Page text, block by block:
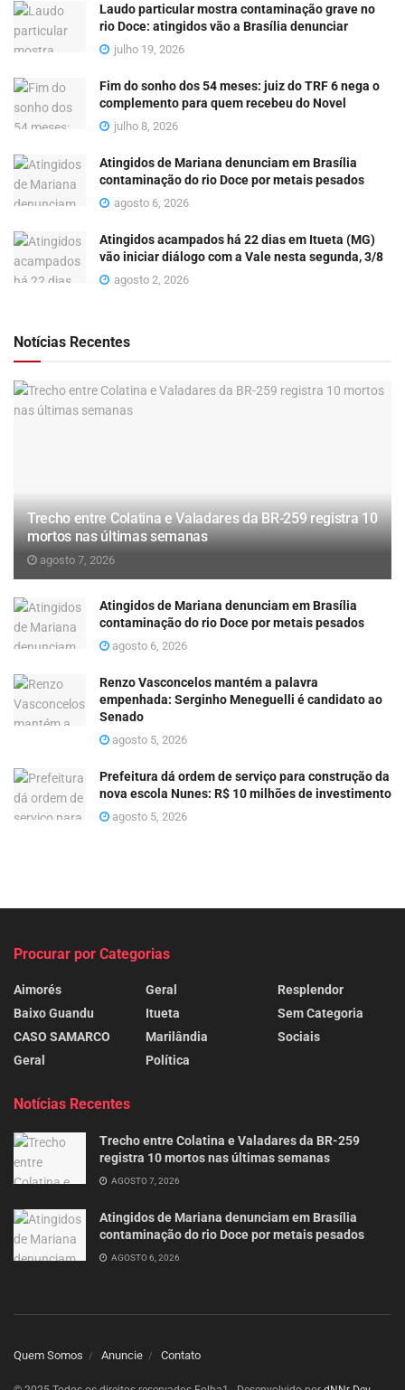
Laudo particular mostra contaminação grave no
rio Doce: atingidos vão a Brasília denunciar
julho 19, 2026
Fim do sonho dos 54 meses: juiz do TRF 6 nega o
complemento para quem recebeu do Novel
julho 8, 2026
Atingidos de Mariana denunciam em Brasília
contaminação do rio Doce por metais pesados
agosto 6, 2026
Atingidos acampados há 22 dias em Itueta (MG)
vão iniciar diálogo com a Vale nesta segunda, 3/8
agosto 2, 2026
Notícias Recentes
Trecho entre Colatina e Valadares da BR-259 registra 10
mortos nas últimas semanas
agosto 7, 2026
Atingidos de Mariana denunciam em Brasília
contaminação do rio Doce por metais pesados
agosto 6, 2026
Renzo Vasconcelos mantém a palavra
empenhada: Serginho Meneguelli é candidato ao
Senado
agosto 5, 2026
Prefeitura dá ordem de serviço para construção da
nova escola Nunes: R$ 10 milhões de investimento
agosto 5, 2026
Procurar por Categorias
Aimorés
Baixo Guandu
CASO SAMARCO
Geral
Geral
Itueta
Marilândia
Política
Resplendor
Sem Categoria
Sociais
Notícias Recentes
Trecho entre Colatina e Valadares da BR-259
registra 10 mortos nas últimas semanas
AGOSTO 7, 2026
Atingidos de Mariana denunciam em Brasília
contaminação do rio Doce por metais pesados
AGOSTO 6, 2026
Quem Somos Anuncie Contato